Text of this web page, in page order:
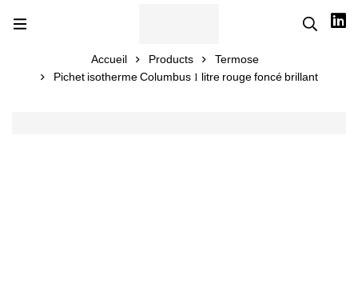
Accueil Products
Termose
Pichet isotherme Columbus 1 litre rouge foncé brillant